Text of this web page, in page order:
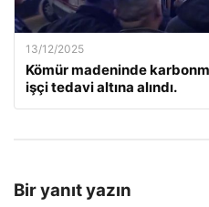
13/12/2025
Kömür madeninde
işçi tedavi altına alındı.
Bir yanıt yazın